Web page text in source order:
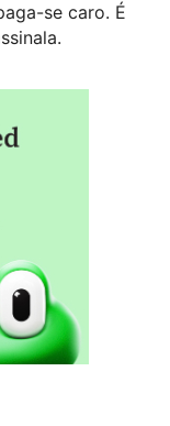
se caro. É